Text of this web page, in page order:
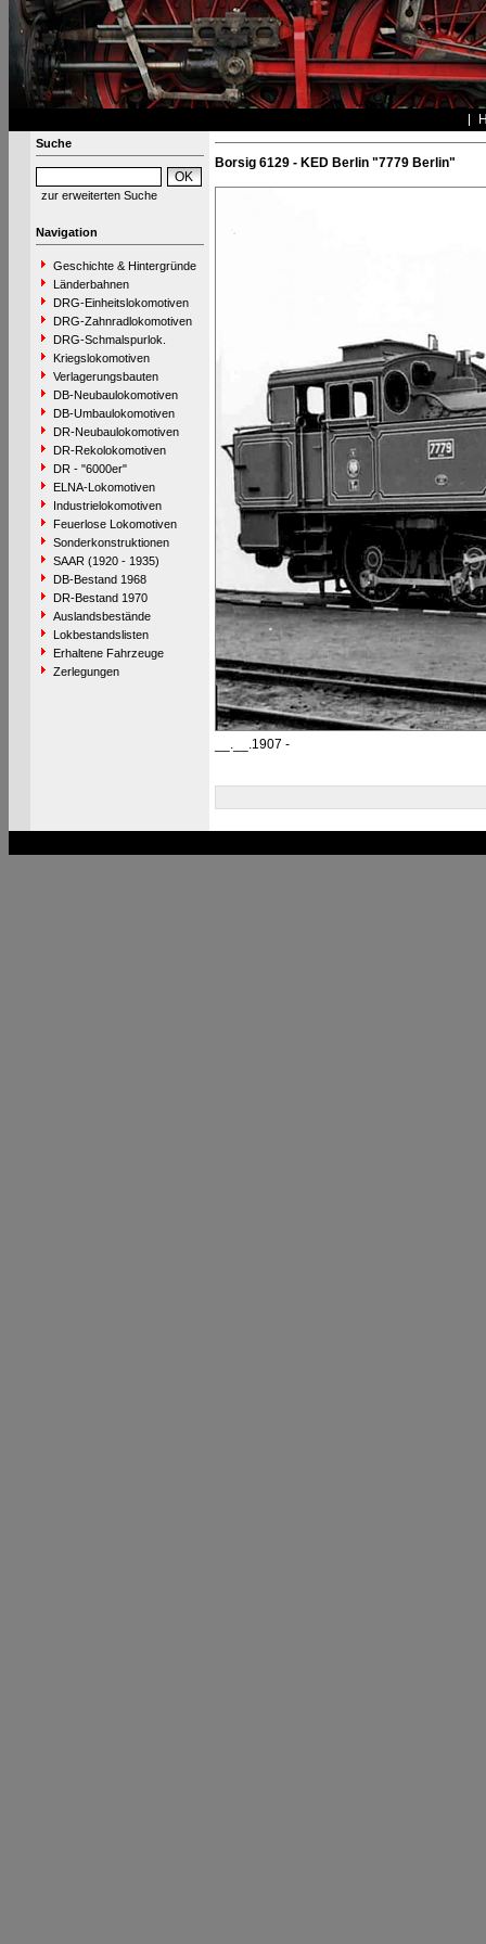
Suche
zur erweiterten Suche
Navigation
Geschichte & Hintergründe
Länderbahnen
DRG-Einheitslokomotiven
DRG-Zahnradlokomotiven
DRG-Schmalspurlok.
Kriegslokomotiven
Verlagerungsbauten
DB-Neubaulokomotiven
DB-Umbaulokomotiven
DR-Neubaulokomotiven
DR-Rekolokomotiven
DR - "6000er"
ELNA-Lokomotiven
Industrielokomotiven
Feuerlose Lokomotiven
Sonderkonstruktionen
SAAR (1920 - 1935)
DB-Bestand 1968
DR-Bestand 1970
Auslandsbestände
Lokbestandslisten
Erhaltene Fahrzeuge
Zerlegungen
Borsig 6129 - KED Berlin "7779 Berlin"
__.__.1907 -